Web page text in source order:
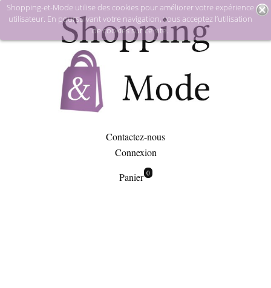
Contactez-nous
Connexion
Panier 0
Shopping-et-Mode utilise des cookies pour améliorer votre expérience
utilisateur. En poursuivant votre navigation, vous acceptez l’utilisation
de cookies sur ce site.